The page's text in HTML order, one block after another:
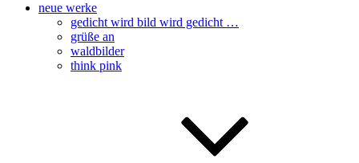
neue werke
gedicht wird bild wird gedicht …
grüße an
waldbilder
think pink